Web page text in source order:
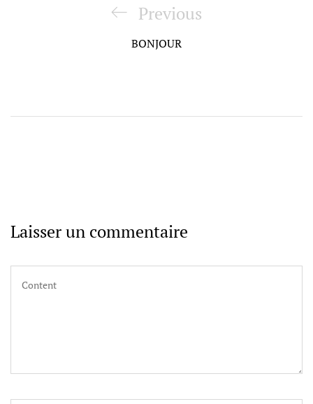
Previous
Post
Previous
BONJOUR
Laisser un commentaire